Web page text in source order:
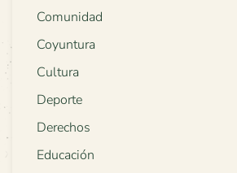
Comunidad
Coyuntura
Cultura
Deporte
Derechos
Educación